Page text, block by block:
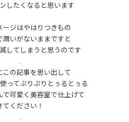
したくなると思います
ージはやはりつきもの
潤いがないままですと
してしまうと思うのです
.
この記事を思い出して
ってぷりぷりとぅるとぅる
で可愛く美容室で仕上げて
てください！
.